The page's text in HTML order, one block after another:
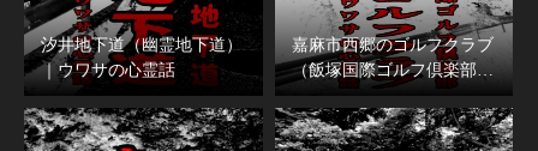
汐井地下道（幽霊地下道）
｜ウワサの心霊話
嘉麻市西郷のゴルフクラブ
（飯塚国際ゴルフ倶楽部…